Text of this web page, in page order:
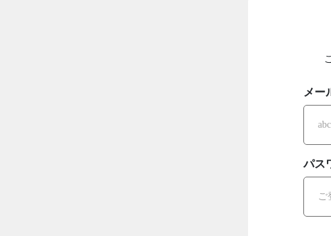
メー
パス